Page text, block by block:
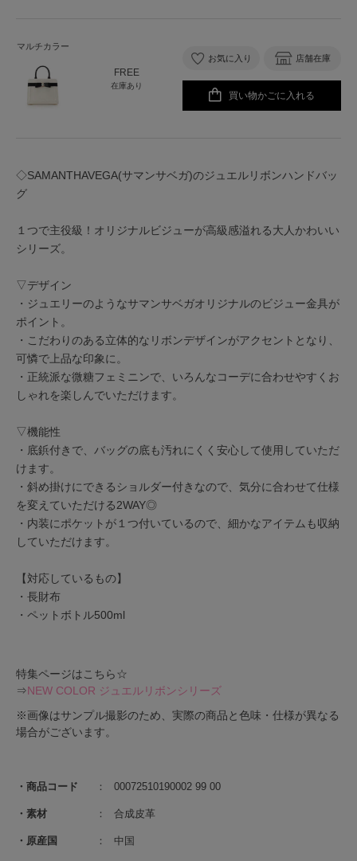
商品コード 00072510190002 99 00
素材 合成皮革
原産国 中国
マルチカラー
FREE
在庫あり
お気に入り 店舗在庫
買い物かごに入れる
◇SAMANTHAVEGA(サマンサベガ)のジュエルリボンハンドバッ
グ
１つで主役級！オリジナルビジューが高級感溢れる大人かわいい
シリーズ。
▽デザイン
・ジュエリーのようなサマンサベガオリジナルのビジュー金具が
ポイント。
・こだわりのある立体的なリボンデザインがアクセントとなり、
可憐で上品な印象に。
・正統派な微糖フェミニンで、いろんなコーデに合わせやすくお
しゃれを楽しんでいただけます。
▽機能性
・底鋲付きで、バッグの底も汚れにくく安心して使用していただ
けます。
・斜め掛けにできるショルダー付きなので、気分に合わせて仕様
を変えていただける2WAY◎
・内装にポケットが１つ付いているので、細かなアイテムも収納
していただけます。
【対応しているもの】
・長財布
・ペットボトル500ml
特集ページはこちら☆
⇒NEW COLOR ジュエルリボンシリーズ
※画像はサンプル撮影のため、実際の商品と色味・仕様が異なる
場合がございます。